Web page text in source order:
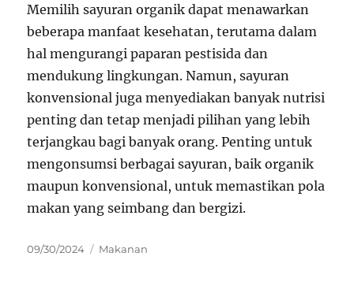
Memilih sayuran organik dapat menawarkan
beberapa manfaat kesehatan, terutama dalam
hal mengurangi paparan pestisida dan
mendukung lingkungan. Namun, sayuran
konvensional juga menyediakan banyak nutrisi
penting dan tetap menjadi pilihan yang lebih
terjangkau bagi banyak orang. Penting untuk
mengonsumsi berbagai sayuran, baik organik
maupun konvensional, untuk memastikan pola
makan yang seimbang dan bergizi.
Posted
09/30/2024 Categories
Makanan